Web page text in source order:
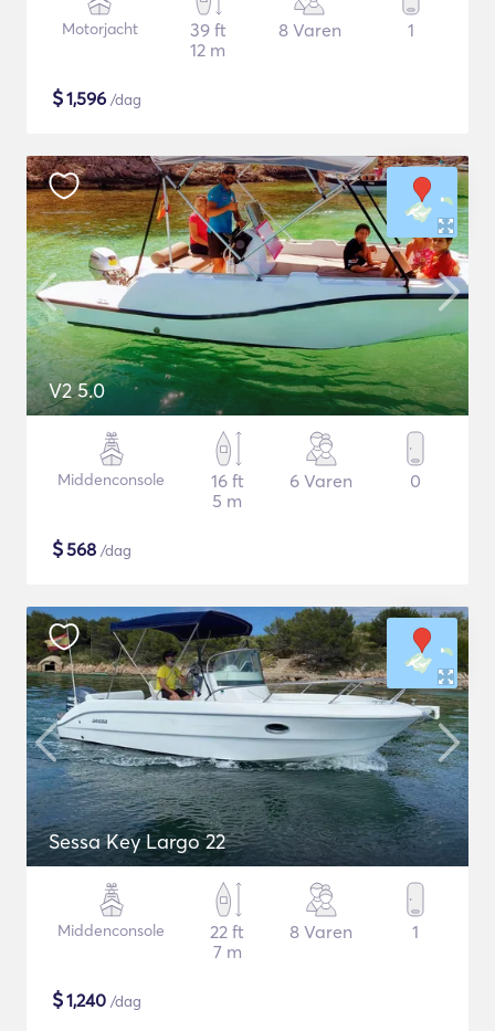
Motorjacht
39 ft
12 m
8 Varen 1
$1,596 /dag
V2 5.0
Middenconsole
16 ft
5 m
6 Varen 0
$568 /dag
Sessa Key Largo 22
Middenconsole
22 ft
7 m
8 Varen 1
$1,240 /dag